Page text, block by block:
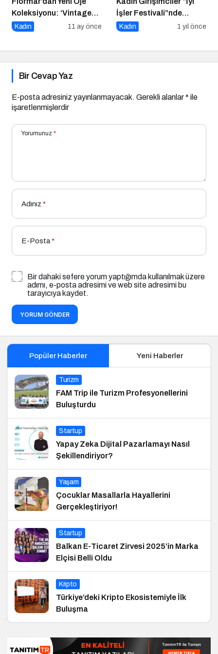
Koleksiyonu: ‘Vintage
Romance’ Nostaljiyle
Taşıyor!
Kadın 11 ay önce
İşler Festivali”nde
Buluştu
Kadın 1 yıl önce
Bir Cevap Yaz
E-posta adresiniz yayınlanmayacak. Gerekli alanlar* ile
işaretlenmişlerdir
Yorumunuz *
Adınız *
E-Posta*
Bir dahaki sefere yorum yaptığımda kullanılmak üzere
adımı, e-posta adresimi ve web site adresimi bu
tarayıcıya kaydet.
YORUM GÖNDER
Popüler Haberler Yeni Haberler
Turizm
FAM Trip ile Turizm Profesyonellerini
Buluşturdu
Startup
Yapay Zeka Dijital Pazarlamayı Nasıl
Şekillendiriyor?
Yaşam
Çocuklar Masallarla Hayallerini
Gerçekleştiriyor!
Startup
Balkan E-Ticaret Zirvesi 2025’in Marka
Elçisi Belli Oldu
Kripto
Türkiye’deki Kripto Ekosistemiyle İlk
Buluşma